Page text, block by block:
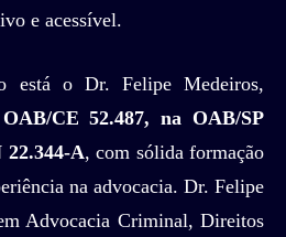
e acessível.
está o Dr. Felipe Medeiros,
OAB/CE 52.487, na OAB/SP
22.344-A, com sólida formação
na advocacia. Dr. Felipe
Advocacia Criminal, Direitos